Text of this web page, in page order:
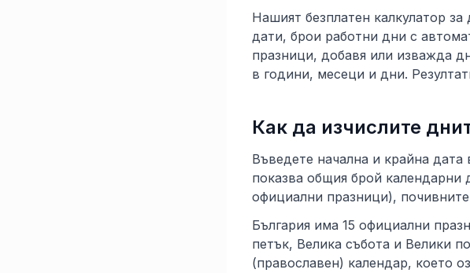
Нашият безплатен калкулатор
дати, брои работни дни с
празници, добавя или изважда
в години, месеци и дни.
Как да изчислите
Въведете начална и крайна
показва общия брой календарни
официални празници),
България има 15 официални
петък, Велика събота и Велики
(православен) календар, което